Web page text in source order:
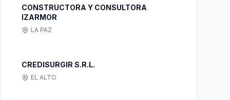
CONSTRUCTORA Y CONSULTORA
IZARMOR
LA PAZ
CREDISURGIR S.R.L.
EL ALTO